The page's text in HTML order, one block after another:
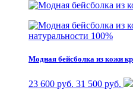
натуральности 100%
Модная бейсболка из кожи
23 600 руб. 31 500 руб.